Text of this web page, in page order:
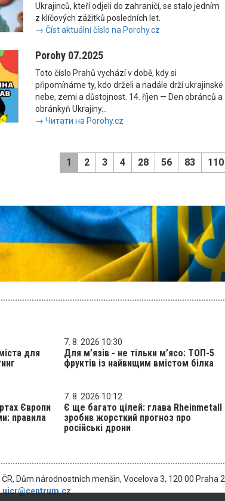
Ukrajinců, kteří odjeli do zahraničí, se stalo jedním
z klíčových zážitků posledních let.
→ Číst aktuální číslo na Porohy.cz
Porohy 07.2025
Toto číslo Prahů vychází v době, kdy si
připomínáme ty, kdo drželi a nadále drží ukrajinské
nebe, zemi a důstojnost. 14. říjen — Den obránců a
obránkyň Ukrajiny...
→ Читати на Porohy.cz
1 2 3 4 28 56 83 110
для
7. 8. 2026 10:30
Для м’язів - не тільки м’ясо: ТОП-5
фруктів із найвищим вмістом білка
Європи
правила
7. 8. 2026 10:12
Є ще багато цілей: глава Rheinmetall
зробив жорсткий прогноз про
російські дрони
Dům národnostních menšin, Vocelova 3, 120 00 Praha 2
uicr@centrum.cz